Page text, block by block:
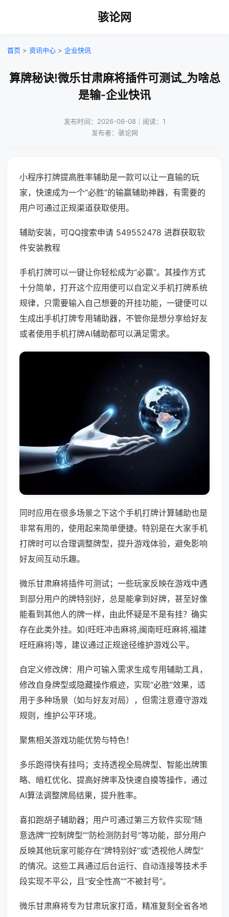
骇论网
首页 > 资讯中心 > 企业快讯
算牌秘诀!微乐甘肃麻将插件可测试_为啥总
是输-企业快讯
发布时间：2026-08-08｜阅读：1
发布者：骇论网
小程序打牌提高胜率辅助是一款可以让一直输的玩
家，快速成为一个“必胜”的输赢辅助神器，有需要的
用户可通过正规渠道获取使用。
辅助安装，可QQ搜索申请 549552478 进群获取软
件安装教程
手机打牌可以一键让你轻松成为“必赢”。其操作方式
十分简单，打开这个应用便可以自定义手机打牌系统
规律，只需要输入自己想要的开挂功能，一键便可以
生成出手机打牌专用辅助器，不管你是想分享给好友
或者使用手机打牌AI辅助都可以满足需求。
同时应用在很多场景之下这个手机打牌计算辅助也是
非常有用的，使用起来简单便捷。特别是在大家手机
打牌时可以合理调整牌型，提升游戏体验，避免影响
好友间互动乐趣。
微乐甘肃麻将插件可测试；一些玩家反映在游戏中遇
到部分用户的牌特别好，总是能拿到好牌，甚至好像
能看到其他人的牌一样，由此怀疑是不是有挂？确实
存在此类外挂。如(旺旺冲击麻将,闽南旺旺麻将,福建
旺旺麻将)等，建议通过正规途径维护游戏公平。
自定义修改牌：用户可输入需求生成专用辅助工具，
修改自身牌型或隐藏操作痕迹，实现“必胜”效果，适
用于多种场景（如与好友对局），但需注意遵守游戏
规则，维护公平环境。
聚焦相关游戏功能优势与特色！
多乐跑得快有挂吗；支持透视全局牌型、智能出牌策
略、暗杠优化、提高好牌率及快速自摸等操作，通过
AI算法调整牌局结果，提升胜率。
喜扣跑胡子辅助器；用户可通过第三方软件实现“随
意选牌”“控制牌型”“防检测防封号”等功能，部分用户
反映其他玩家可能存在“牌特别好”或“透视他人牌型”
的情况。这些工具通过后台运行、自动连接等技术手
段实现不平公，且“安全性高”“不被封号”。
微乐甘肃麻将专为甘肃玩家打造，精准复刻全省各地